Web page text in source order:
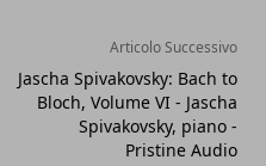
Articolo Successivo
Jascha Spivakovsky: Bach to
Bloch, Volume VI - Jascha
Spivakovsky, piano -
Pristine Audio